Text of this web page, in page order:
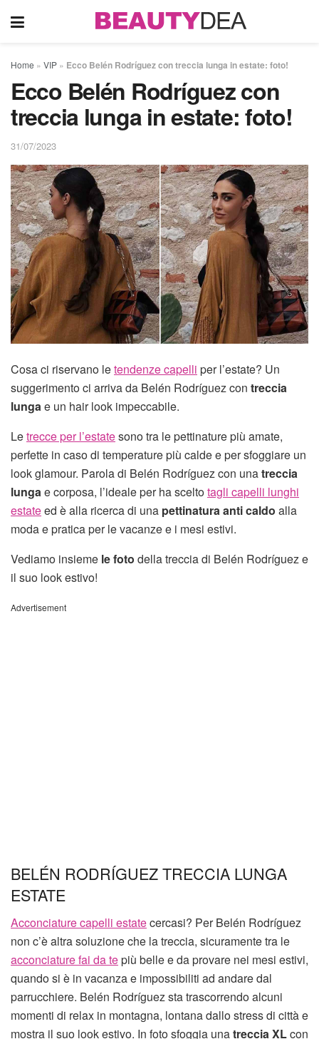
Home » VIP » Ecco Belén Rodríguez con treccia lunga in estate: foto!
Ecco Belén Rodríguez con
treccia lunga in estate: foto!
31/07/2023
Cosa ci riservano letendenze capelli per l’estate? Un
suggerimento ci arriva da Belén Rodríguez con treccia
lunga e un hair look impeccabile.
Letrecce per l’estatesono tra le pettinature più amate,
perfette in caso di temperature più calde e per sfoggiare un
look glamour. Parola di Belén Rodríguez con unatreccia
lunga e corposa, l’ideale per ha sceltotagli capelli lunghi
estateed è alla ricerca di una pettinatura anti caldo alla
moda e pratica per le vacanze e i mesi estivi.
Vediamo insieme le foto della treccia di Belén Rodríguez e
il suo look estivo!
Advertisement
BELÉN RODRÍGUEZ TRECCIA LUNGA
ESTATE
Acconciature capelli estatecercasi? Per Belén Rodríguez
non c’è altra soluzione che la treccia, sicuramente tra le
acconciature fai da tepiù belle e da provare nei mesi estivi,
quando si è in vacanza e impossibiliti ad andare dal
parrucchiere. Belén Rodríguez sta trascorrendo alcuni
momenti di relax in montagna, lontana dallo stress di città e
mostra il suo look estivo. In foto sfoggia unatreccia XLcon